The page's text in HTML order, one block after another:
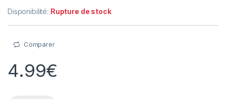
Disponibilité: Rupture de stock
Comparer
4.99€